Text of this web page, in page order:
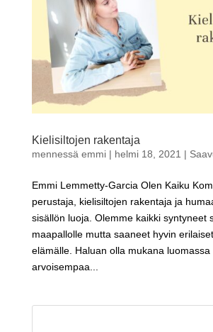
Kielisiltojen rakentaja
mennessä emmi| helmi 18, 2021 |
Emmi Lemmetty-Garcia Olen Kaiku
perustaja, kielisiltojen rakentaja ja
sisällön luoja. Olemme kaikki syntyneet
maapallolle mutta saaneet hyvin
elämälle. Haluan olla mukana luomassa
arvoisempaa...
Haku: